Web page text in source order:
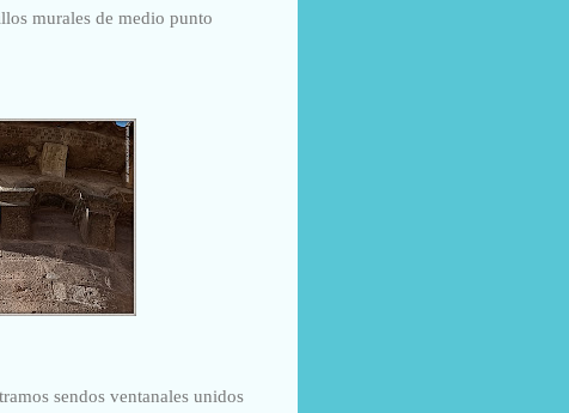
murales de medio punto
sendos ventanales unidos